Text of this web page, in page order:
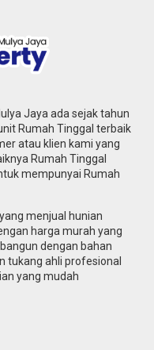
Siap Huni
Jaya ada sejak tahun
Rumah Tinggal terbaik
atau klien kami yang
Rumah Tinggal
mempunyai Rumah
menjual hunian
harga murah yang
dengan bahan
tukang ahli profesional
yang mudah